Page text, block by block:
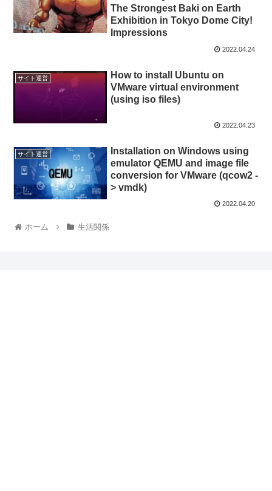
The Strongest Baki on Earth
Exhibition in Tokyo Dome City!
Impressions
2022.04.24
サイト運営
How to install Ubuntu on
VMware virtual environment
(using iso files)
2022.04.23
サイト運営
Installation on Windows using
emulator QEMU and image file
conversion for VMware (qcow2 -
> vmdk)
2022.04.20
ホーム 生活関係